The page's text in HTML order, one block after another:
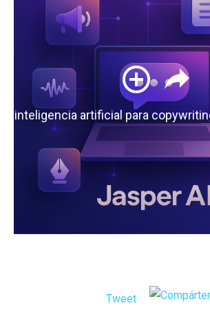
la inteligencia artificial para
Tweet